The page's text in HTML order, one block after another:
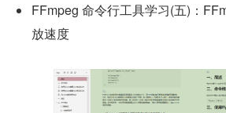
FFmpeg 命令行工具学习(五)：
放速度